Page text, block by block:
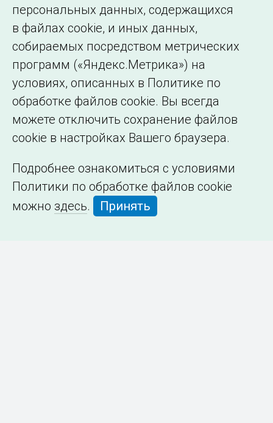
персональных данных, содержащихся
в файлах cookie, и иных данных,
собираемых посредством метрических
программ («Яндекс.Метрика») на
условиях, описанных в Политике по
обработке файлов cookie. Вы всегда
можете отключить сохранение файлов
cookie в настройках Вашего браузера.
Подробнее ознакомиться с условиями
Политики по обработке файлов cookie
можно здесь. Принять